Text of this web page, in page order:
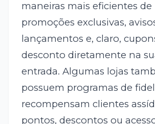
maneiras mais eficientes de
promoções exclusivas,
lançamentos e, claro,
desconto diretamente na
entrada. Algumas lojas
possuem programas de
recompensam clientes
pontos, descontos ou